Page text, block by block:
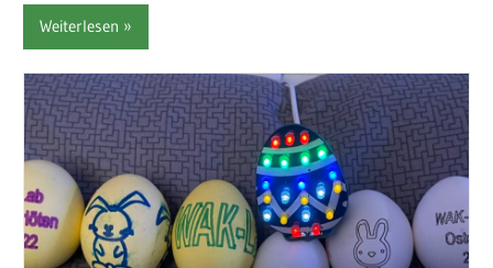
Weiterlesen